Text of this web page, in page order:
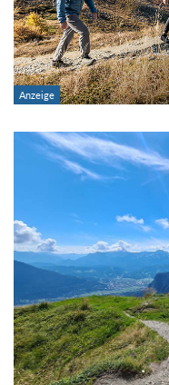
Gebirge:
Art der Tour:
Schwierigkeitsgrad:
Kondition (Tourdauer):
von
Suchbegriff: